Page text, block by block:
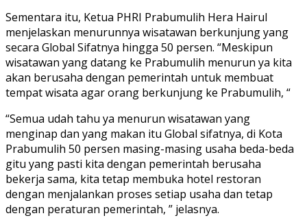
Sementara itu, Ketua PHRI Prabumulih Hera Hairul
menjelaskan menurunnya wisatawan berkunjung yang
secara Global Sifatnya hingga 50 persen. “Meskipun
wisatawan yang datang ke Prabumulih menurun ya kita
akan berusaha dengan pemerintah untuk membuat
tempat wisata agar orang berkunjung ke Prabumulih, “
“Semua udah tahu ya menurun wisatawan yang
menginap dan yang makan itu Global sifatnya, di Kota
Prabumulih 50 persen masing-masing usaha beda-beda
gitu yang pasti kita dengan pemerintah berusaha
bekerja sama, kita tetap membuka hotel restoran
dengan menjalankan proses setiap usaha dan tetap
dengan peraturan pemerintah, ” jelasnya.